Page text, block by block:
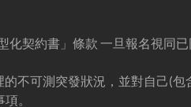
化契約書」條款 一旦報名視同已
不可測突發狀況，並對自己(包
。